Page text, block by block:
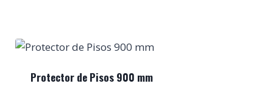
Protector de Pisos 900 mm